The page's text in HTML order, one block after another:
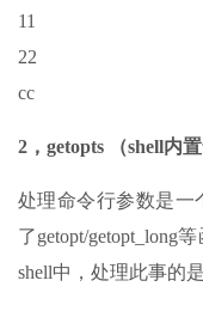
11
22
cc
2，getopts （shell内置
处理命令行参数是一
了getopt/getopt_long
shell中，处理此事的是